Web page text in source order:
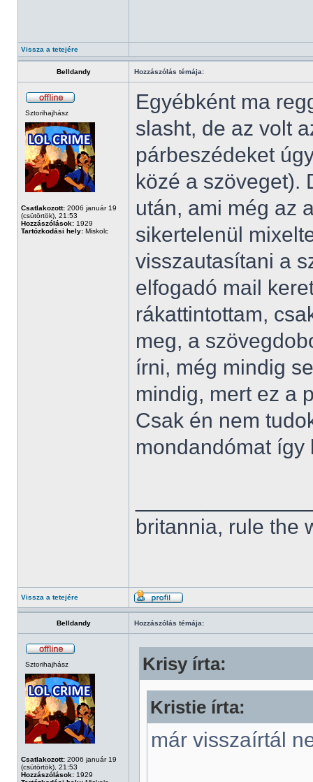
Vissza a tetejére
Belldandy Hozzászólás témája:
Sztorihajhász
Csatlakozott: 2006 január 19
(csütörtök), 21:53
Hozzászólások: 1929
Tartózkodási hely: Miskolc
Egyébként ma
slasht, de az volt
párbeszédeket
közé a szöveget).
után, ami még az
sikertelenül
visszautasítani a
elfogadó mail
rákattintottam,
meg, a
írni, még mindig
mindig, mert ez a
Csak én nem
mondandómat így
britannia, rule the
Vissza a tetejére
Belldandy Hozzászólás témája:
Sztorihajhász
Csatlakozott: 2006 január 19
(csütörtök), 21:53
Hozzászólások: 1929
Krisy írta:
Kristie írta:
már visszaírtál